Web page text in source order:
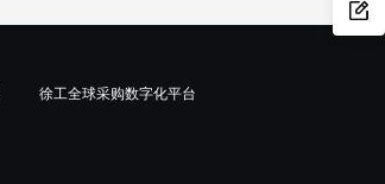
徐工全球采购数字化平台